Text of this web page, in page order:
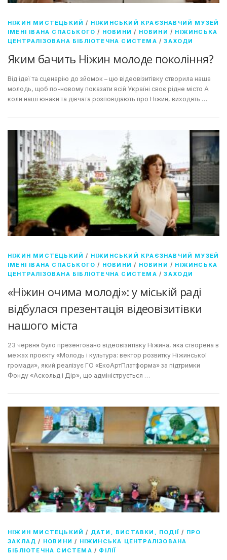
НІЖИН МИСТЕЦЬКИЙ / НІЖИНСЬКИЙ КРАЄЗНАВЧИЙ МУЗЕЙ
ІМЕНІ ІВАНА СПАСЬКОГО / НОВИНИ / НОВИНИ / НІЖИНСЬКА
ЦЕНТРАЛІЗОВАНА БІБЛІОТЕЧНА СИСТЕМА /ЗАХОДИ
Яким бачить Ніжин молоде покоління?
Від ідеї та сценарію до зйомок – цю відеовізитівку створила наша
молодь, щоб по-новому показати всій Україні своє рідне місто А
коли наші юнаки та дівчата розповідають про Ніжин, виходять …
НІЖИН МИСТЕЦЬКИЙ / НІЖИНСЬКИЙ КРАЄЗНАВЧИЙ МУЗЕЙ
ІМЕНІ ІВАНА СПАСЬКОГО / НОВИНИ / НОВИНИ / НІЖИНСЬКА
ЦЕНТРАЛІЗОВАНА БІБЛІОТЕЧНА СИСТЕМА /ЗАХОДИ
«Ніжин очима молоді»: у міській раді
відбулася презентація відеовізитівки
нашого міста
23 червня було презентовано відеовізитівку Ніжина, яка створена в
межах проєкту «Молодь і культура: вектор розвитку Ніжинської
громади», який реалізує ГО «ЕкоАртПлатформа» за підтримки
Фонду «Аскольд і Дір», що адмініструється …
НІЖИН МИСТЕЦЬКИЙ / ДАТИ, ВИСТАВКИ, ПОДІЇ / ПРО
ЗАКЛАД / НОВИНИ / НІЖИНСЬКА ЦЕНТРАЛІЗОВАНА
БІБЛІОТЕЧНА СИСТЕМА / ФІЛІЇ